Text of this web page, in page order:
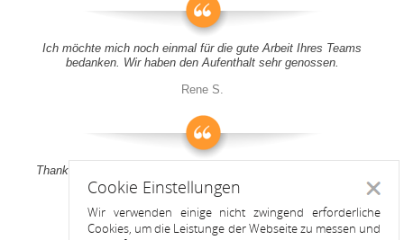
Ich möchte mich noch einmal für die gute Arbeit Ihres Teams
bedanken. Wir haben den Aufenthalt sehr genossen.
Rene S.
Thank you all for your support! It was a pleasure to stay at your
apartment
Anitah S.
Cookie Einstellungen
Wir verwenden einige nicht zwingend erforderliche
Cookies, um die Leistunge der Webseite zu messen und